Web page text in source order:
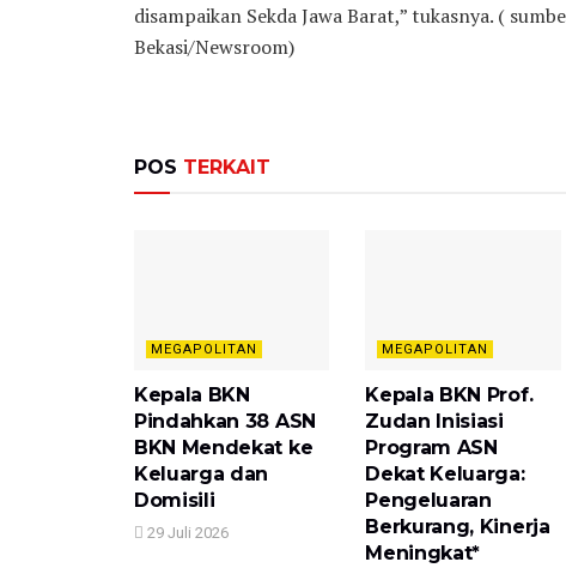
disampaikan Sekda Jawa Barat,” tukasnya. (
Bekasi/Newsroom)
POS TERKAIT
MEGAPOLITAN
Kepala BKN
Pindahkan 38 ASN
BKN Mendekat ke
Keluarga dan
Domisili
29 Juli 2026
MEGAPOLITAN
Kepala BKN Prof.
Zudan Inisiasi
Program ASN
Dekat Keluarga:
Pengeluaran
Berkurang, Kinerja
Meningkat*